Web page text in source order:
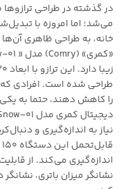
در گذشته در طراحی
می‌شد؛ اما امروزه با
خانه، به طراحی ظاهری
طراحی شده است. افرادی که
را کاهش دهند، حتما به یکی
نیاز به اندازه‌گیری و
اندازه‌گیری می‌کند. از
نشانگر میزان باتری،